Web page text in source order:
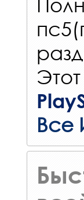
Все